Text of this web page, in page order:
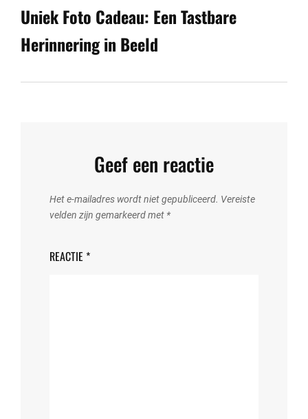
Post
Uniek Foto Cadeau: Een Tastbare
Herinnering in Beeld
Geef een reactie
Het e-mailadres wordt niet gepubliceerd. Vereiste
velden zijn gemarkeerd met *
REACTIE *